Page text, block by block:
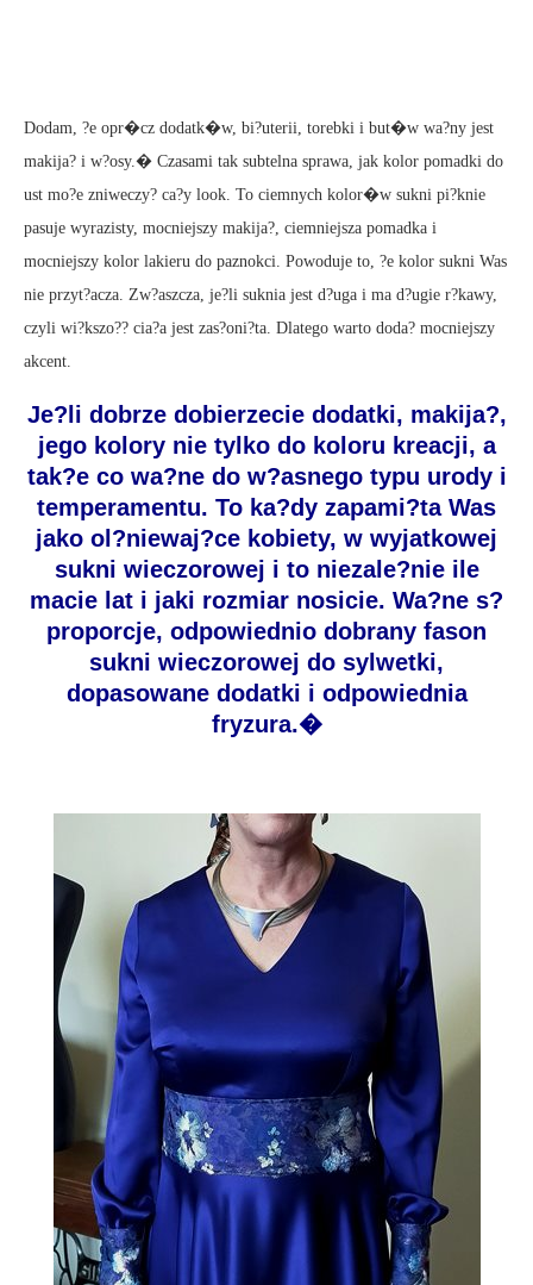
Dodam, ?e opr�cz dodatk�w, bi?uterii, torebki i but�w wa?ny jest
makija? i w?osy.� Czasami tak subtelna sprawa, jak kolor pomadki do
ust mo?e zniweczy? ca?y look. To ciemnych kolor�w sukni pi?knie
pasuje wyrazisty, mocniejszy makija?, ciemniejsza pomadka i
mocniejszy kolor lakieru do paznokci. Powoduje to, ?e kolor sukni Was
nie przyt?acza. Zw?aszcza, je?li suknia jest d?uga i ma d?ugie r?kawy,
czyli wi?kszo?? cia?a jest zas?oni?ta. Dlatego warto doda? mocniejszy
akcent.
Je?li dobrze dobierzecie dodatki, makija?,
jego kolory nie tylko do koloru kreacji, a
tak?e co wa?ne do w?asnego typu urody i
temperamentu. To ka?dy zapami?ta Was
jako ol?niewaj?ce kobiety, w wyjatkowej
sukni wieczorowej i to niezale?nie ile
macie lat i jaki rozmiar nosicie. Wa?ne s?
proporcje, odpowiednio dobrany fason
sukni wieczorowej do sylwetki,
dopasowane dodatki i odpowiednia
fryzura.�